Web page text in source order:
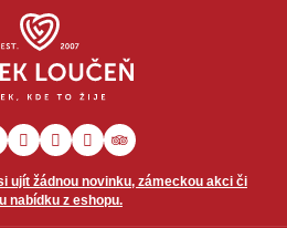
ujít žádnou novinku, zámeckou akci či
nabídku z eshopu.